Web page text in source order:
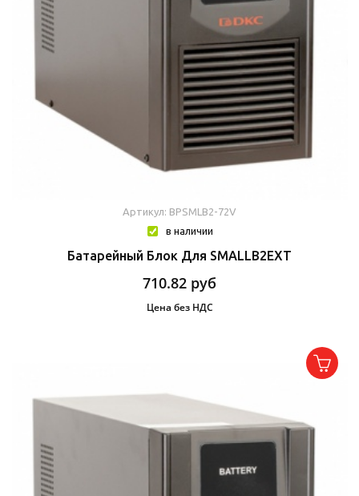
Артикул: BPSMLB2-72V
в наличии
Батарейный Блок Для SMALLB2EXT
710.82 руб
Цена без НДС